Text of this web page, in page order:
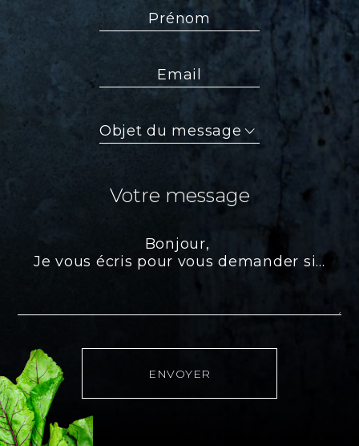
Objet
Votre message